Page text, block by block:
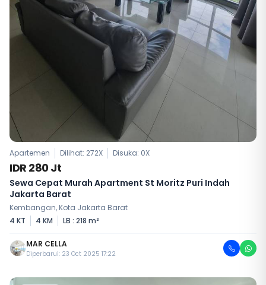
Apartemen Dilihat: 272X Disuka: 0X
IDR 280 Jt
Sewa Cepat Murah Apartment St Moritz Puri Indah
Jakarta Barat
Kembangan, Kota Jakarta Barat
4 KT
4 KM LB : 218 m²
MAR CELLA
Diperbarui: 23 Oct 2025 17:22